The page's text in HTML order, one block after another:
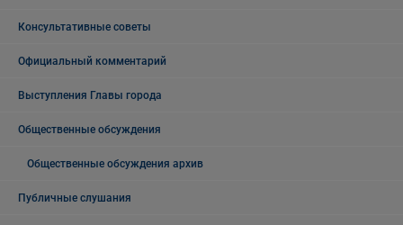
Консультативные советы
Официальный комментарий
Выступления Главы города
Общественные обсуждения
Общественные обсуждения архив
Публичные слушания